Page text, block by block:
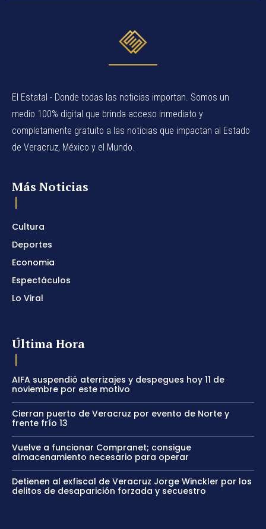
El Estatal - Donde todas las noticias importan. Somos un
medio 100% digital que brinda acceso inmediato y
completamente gratuito a las noticias que impactan al Estado
de Veracruz, México y el Mundo.
Más Noticias
Cultura
Deportes
Economia
Espectáculos
Lo Viral
Última Hora
AIFA suspendió aterrizajes y despegues hoy 11 de
noviembre por este motivo
Cierran puerto de Veracruz por evento de Norte y
frente frío 13
Vuelve a funcionar Compranet; consigue
almacenamiento necesario para operar
Detienen al exfiscal de Veracruz Jorge Winckler por los
delitos de desaparición forzada y secuestro